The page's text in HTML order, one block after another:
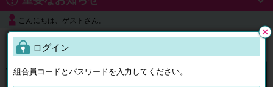
こんにちは、ゲストさん。
よくある質問
ログイン
ログイン
組合員コードとパスワードを入力してください。